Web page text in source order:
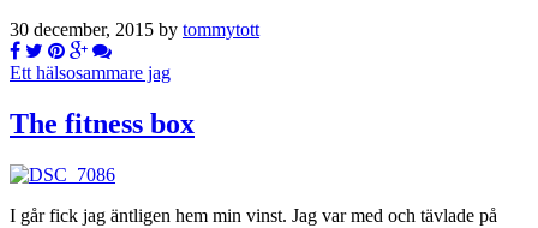
30 december, 2015 by tommytott
Ett hälsosammare jag
The fitness box
I går fick jag äntligen hem min vinst. Jag var med och tävlade på